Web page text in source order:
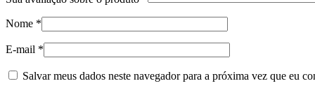
Nome *
E-mail *
Salvar meus dados neste navegador para a próxima vez que eu